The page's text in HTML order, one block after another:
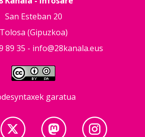
San Esteban 20
Tolosa (Gipuzkoa)
89 35 - info@28kanala.eus
garatua